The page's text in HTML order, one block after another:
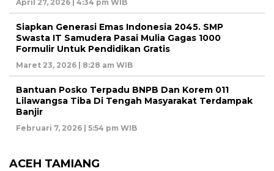
April 27, 2026 | 4:34 pm WIB
Siapkan Generasi Emas Indonesia 2045. SMP
Swasta IT Samudera Pasai Mulia Gagas 1000
Formulir Untuk Pendidikan Gratis
Maret 23, 2026 | 8:28 am WIB
Bantuan Posko Terpadu BNPB Dan Korem 011
Lilawangsa Tiba Di Tengah Masyarakat Terdampak
Banjir
Februari 7, 2026 | 5:54 pm WIB
ACEH TAMIANG